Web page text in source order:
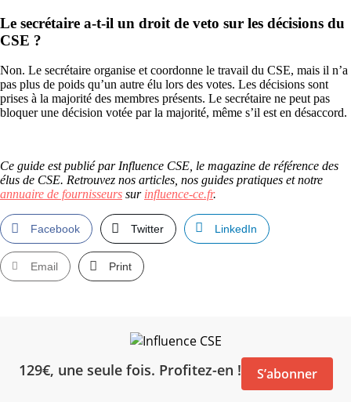
Le secrétaire a-t-il un droit de veto sur les décisions du
CSE ?
Non. Le secrétaire organise et coordonne le travail du CSE, mais il n’a
pas plus de poids qu’un autre élu lors des votes. Les décisions sont
prises à la majorité des membres présents. Le secrétaire ne peut pas
bloquer une décision votée par la majorité, même s’il est en désaccord.
Ce guide est publié par Influence CSE, le magazine de référence des
élus de CSE. Retrouvez nos articles, nos guides pratiques et notre
annuaire de fournisseurs sur influence-ce.fr.
Facebook Twitter LinkedIn
Email Print
129€, une seule fois. Profitez-en ! S’abonner